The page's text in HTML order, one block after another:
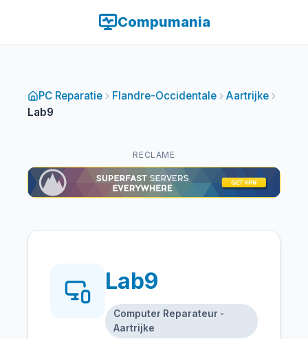
Compumania
PC Reparatie Flandre-Occidentale
Aartrijke
Lab9
RECLAME
Lab9
Computer Reparateur -
Aartrijke